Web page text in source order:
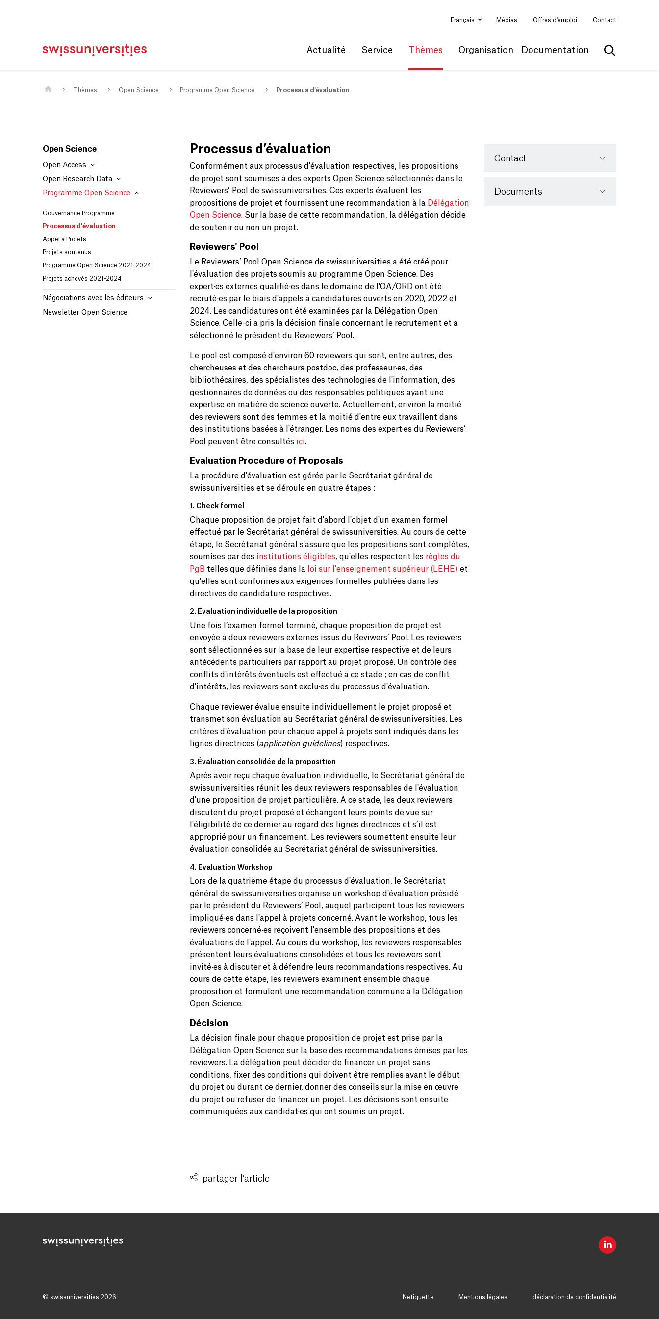
Plan du site
Français Médias Offres d'emploi Contact
Actualité Service Thèmes Organisation Documentation
Afficher la
Thèmes Open Science Programme Open Science Processus d'évaluation
Open Science
Open Access
Open Research Data
Programme Open Science
Gouvernance Programme
Processus d'évaluation
Appel à Projets
Projets soutenus
Programme Open Science 2021-2024
Projets achevés 2021-2024
Négociations avec les éditeurs
Newsletter Open Science
Processus d’évaluation
Conformément aux processus d'évaluation respectives, les propositions
de projet sont soumises à des experts Open Science sélectionnés dans le
Reviewers’ Pool de swissuniversities. Ces experts évaluent les
propositions de projet et fournissent une recommandation à la Délégation
Open Science. Sur la base de cette recommandation, la délégation décide
de soutenir ou non un projet.
Reviewers' Pool
Le Reviewers’ Pool Open Science de swissuniversities a été créé pour
l'évaluation des projets soumis au programme Open Science. Des
expert·es externes qualifié·es dans le domaine de l'OA/ORD ont été
recruté·es par le biais d'appels à candidatures ouverts en 2020, 2022 et
2024. Les candidatures ont été examinées par la Délégation Open
Science. Celle-ci a pris la décision finale concernant le recrutement et a
sélectionné le président du Reviewers’ Pool.
Le pool est composé d'environ 60 reviewers qui sont, entre autres, des
chercheuses et des chercheurs postdoc, des professeur·es, des
bibliothécaires, des spécialistes des technologies de l'information, des
gestionnaires de données ou des responsables politiques ayant une
expertise en matière de science ouverte. Actuellement, environ la moitié
des reviewers sont des femmes et la moitié d'entre eux travaillent dans
des institutions basées à l'étranger. Les noms des expert·es du Reviewers’
Pool peuvent être consultés ici.
Evaluation Procedure of Proposals
La procédure d'évaluation est gérée par le Secrétariat général de
swissuniversities et se déroule en quatre étapes :
1. Check formel
Chaque proposition de projet fait d'abord l'objet d'un examen formel
effectué par le Secrétariat général de swissuniversities. Au cours de cette
étape, le Secrétariat général s'assure que les propositions sont complètes,
soumises par des institutions éligibles, qu'elles respectent les règles du
PgB telles que définies dans la loi sur l'enseignement supérieur (LEHE) et
qu'elles sont conformes aux exigences formelles publiées dans les
directives de candidature respectives.
2. Évaluation individuelle de la proposition
Une fois l’examen formel terminé, chaque proposition de projet est
envoyée à deux reviewers externes issus du Reviwers’ Pool. Les reviewers
sont sélectionné·es sur la base de leur expertise respective et de leurs
antécédents particuliers par rapport au projet proposé. Un contrôle des
conflits d'intérêts éventuels est effectué à ce stade ; en cas de conflit
d'intérêts, les reviewers sont exclu·es du processus d'évaluation.
Chaque reviewer évalue ensuite individuellement le projet proposé et
transmet son évaluation au Secrétariat général de swissuniversities. Les
critères d'évaluation pour chaque appel à projets sont indiqués dans les
lignes directrices (application guidelines) respectives.
3. Évaluation consolidée de la proposition
Après avoir reçu chaque évaluation individuelle, le Secrétariat général de
swissuniversities réunit les deux reviewers responsables de l'évaluation
d'une proposition de projet particulière. A ce stade, les deux reviewers
discutent du projet proposé et échangent leurs points de vue sur
l'éligibilité de ce dernier au regard des lignes directrices et s’il est
approprié pour un financement. Les reviewers soumettent ensuite leur
évaluation consolidée au Secrétariat général de swissuniversities.
4. Evaluation Workshop
Lors de la quatrième étape du processus d'évaluation, le Secrétariat
général de swissuniversities organise un workshop d'évaluation présidé
par le président du Reviewers’ Pool, auquel participent tous les reviewers
impliqué·es dans l'appel à projets concerné. Avant le workshop, tous les
reviewers concerné·es reçoivent l'ensemble des propositions et des
évaluations de l'appel. Au cours du workshop, les reviewers responsables
présentent leurs évaluations consolidées et tous les reviewers sont
invité·es à discuter et à défendre leurs recommandations respectives. Au
cours de cette étape, les reviewers examinent ensemble chaque
proposition et formulent une recommandation commune à la Délégation
Open Science.
Décision
La décision finale pour chaque proposition de projet est prise par la
Délégation Open Science sur la base des recommandations émises par les
reviewers. La délégation peut décider de financer un projet sans
conditions, fixer des conditions qui doivent être remplies avant le début
du projet ou durant ce dernier, donner des conseils sur la mise en œuvre
du projet ou refuser de financer un projet. Les décisions sont ensuite
communiquées aux candidat·es qui ont soumis un projet.
partager l’article
Contact
Documents
Netiquette Mentions légales déclaration de confidentialité
© swissuniversities 2026